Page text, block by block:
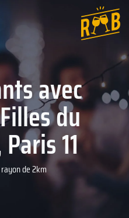
avec
du
11
de 2km